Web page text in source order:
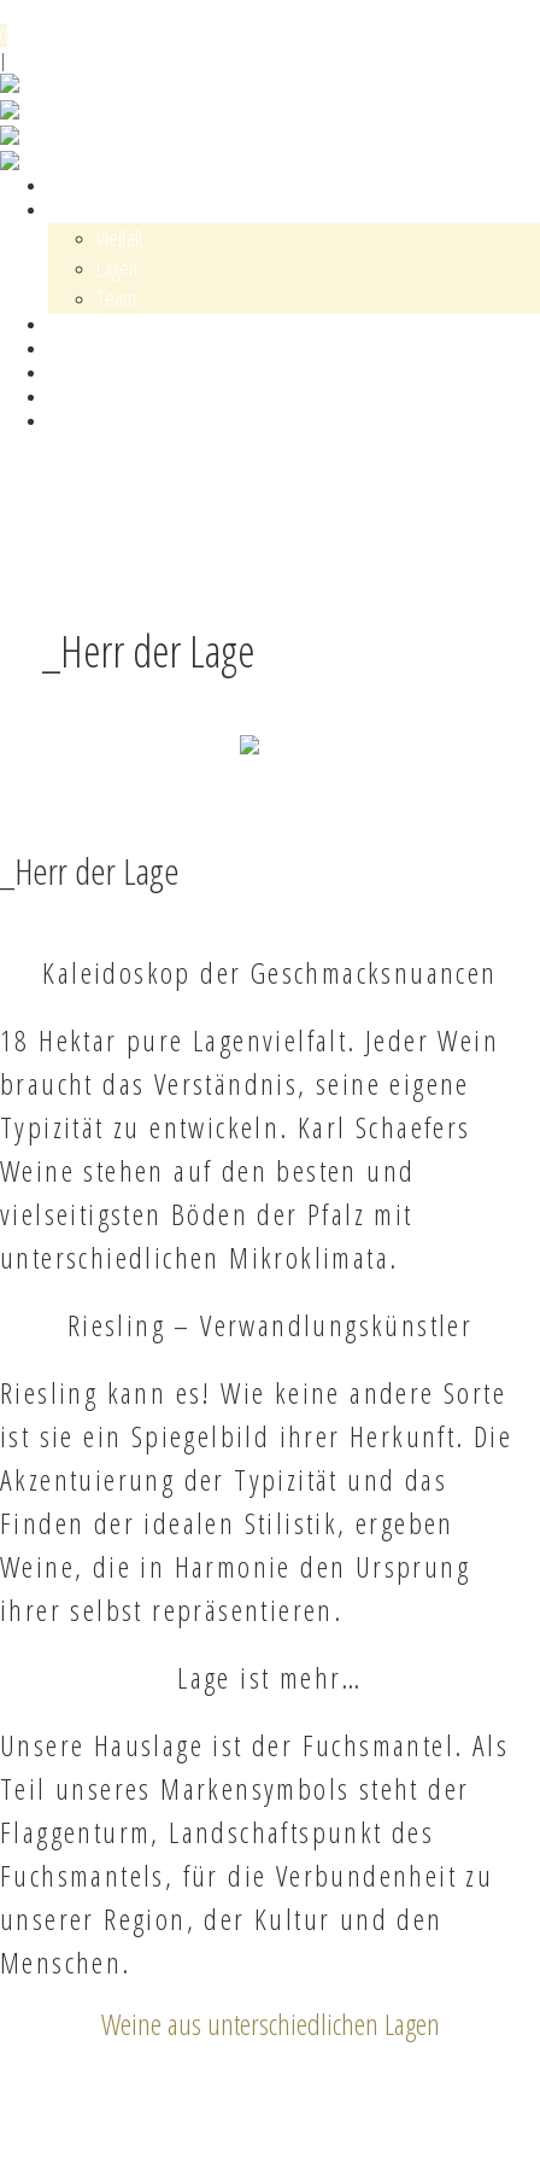
0
|
Vielfalt
Lagen
Team
_Herr der Lage
_Herr der Lage
Kaleidoskop der Geschmacksnuancen
18 Hektar pure Lagenvielfalt. Jeder Wein
braucht das Verständnis, seine eigene
Typizität zu entwickeln. Karl Schaefers
Weine stehen auf den besten und
vielseitigsten Böden der Pfalz mit
unterschiedlichen Mikroklimata.
Riesling – Verwandlungskünstler
Riesling kann es! Wie keine andere Sorte
ist sie ein Spiegelbild ihrer Herkunft. Die
Akzentuierung der Typizität und das
Finden der idealen Stilistik, ergeben
Weine, die in Harmonie den Ursprung
ihrer selbst repräsentieren.
Lage ist mehr…
Unsere Hauslage ist der Fuchsmantel. Als
Teil unseres Markensymbols steht der
Flaggenturm, Landschaftspunkt des
Fuchsmantels, für die Verbundenheit zu
unserer Region, der Kultur und den
Menschen.
Weine aus unterschiedlichen Lagen